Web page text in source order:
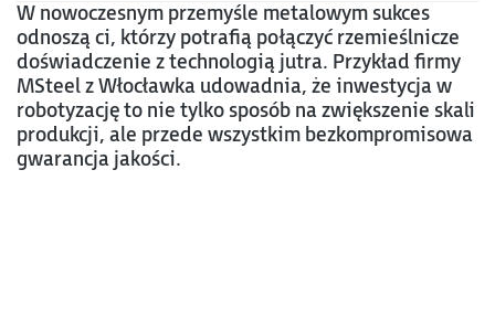
W nowoczesnym przemyśle metalowym sukces
odnoszą ci, którzy potrafią połączyć rzemieślnicze
doświadczenie z technologią jutra. Przykład firmy
MSteel z Włocławka udowadnia, że inwestycja w
robotyzację to nie tylko sposób na zwiększenie skali
produkcji, ale przede wszystkim bezkompromisowa
gwarancja jakości.